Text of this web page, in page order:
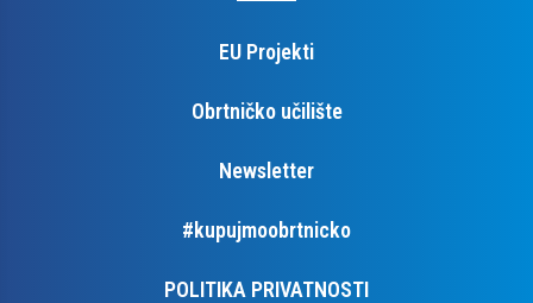
EU Projekti
Obrtničko učilište
Newsletter
#kupujmoobrtnicko
POLITIKA PRIVATNOSTI